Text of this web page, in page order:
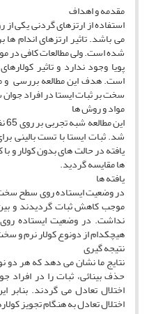
مقدمه و اهداف
استفاده از ارتزهای گردنی یکی
می باشد. تاثیر ارتزهای اندام
شده است. ولی مطالعات کافی در
پویا وجود ندارد و تاثیر
است. هدف این مطالعه بررسی و
سخت بر ثبات ایستا در افراد
مواد و روش ها
یافته در حالت های بدون کولار و
ها مقایسه گردید.
یافته ها
در وضعیت ایستاده روی سطح
موجب کاهش ثبات گردیدند و
نداشت. در وضعیت ایستاده
هیچکدام از دونوع کولار نرم و
نتیجه گیری
نتایج ما نشان می دهد که هر دو
حذف بینائی، ثبات را در
اختلال تعادل می گردند. بنابر
اختلال تعادل به هنگام تجویز